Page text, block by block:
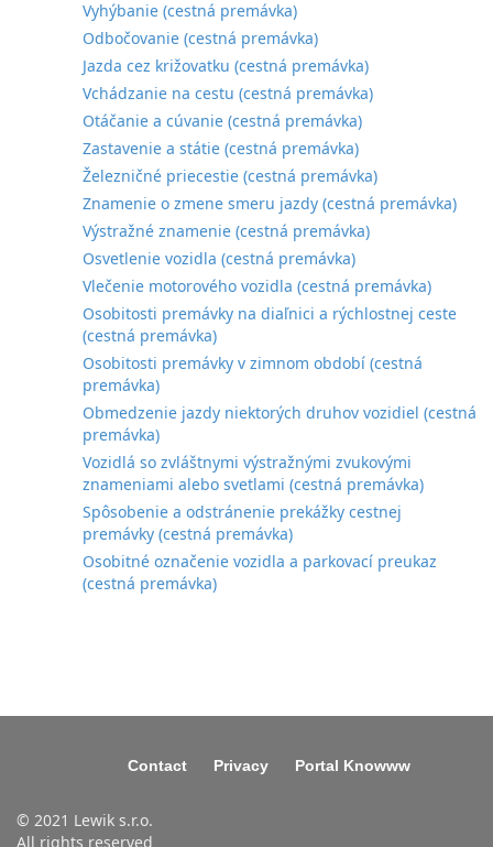
Vyhýbanie (cestná premávka)
Odbočovanie (cestná premávka)
Jazda cez križovatku (cestná premávka)
Vchádzanie na cestu (cestná premávka)
Otáčanie a cúvanie (cestná premávka)
Zastavenie a státie (cestná premávka)
Železničné priecestie (cestná premávka)
Znamenie o zmene smeru jazdy (cestná premávka)
Výstražné znamenie (cestná premávka)
Osvetlenie vozidla (cestná premávka)
Vlečenie motorového vozidla (cestná premávka)
Osobitosti premávky na diaľnici a rýchlostnej ceste
(cestná premávka)
Osobitosti premávky v zimnom období (cestná
premávka)
Obmedzenie jazdy niektorých druhov vozidiel (cestná
premávka)
Vozidlá so zvláštnymi výstražnými zvukovými
znameniami alebo svetlami (cestná premávka)
Spôsobenie a odstránenie prekážky cestnej
premávky (cestná premávka)
Osobitné označenie vozidla a parkovací preukaz
(cestná premávka)
Contact Privacy Portal Knowww
© 2021 Lewik s.r.o.
All rights reserved